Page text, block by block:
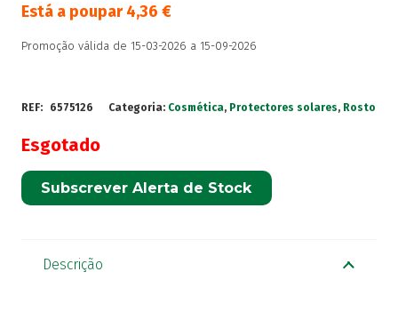
Está a poupar4,36 €
Promoção válida de 15-03-2026 a 15-09-2026
REF: 6575126 Categoria: Cosmética, Protectores solares, Rosto
Esgotado
Subscrever Alerta de Stock
Descrição